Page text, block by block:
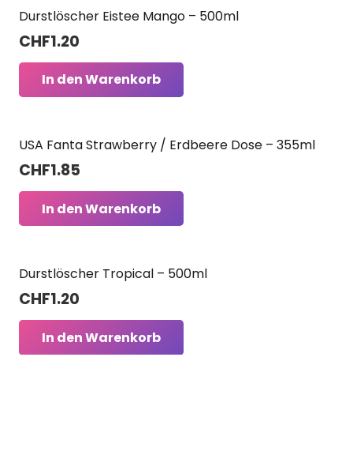
Durstlöscher Eistee Mango – 500ml
CHF1.20
In den Warenkorb
USA Fanta Strawberry / Erdbeere Dose – 355ml
CHF1.85
In den Warenkorb
Durstlöscher Tropical – 500ml
CHF1.20
In den Warenkorb